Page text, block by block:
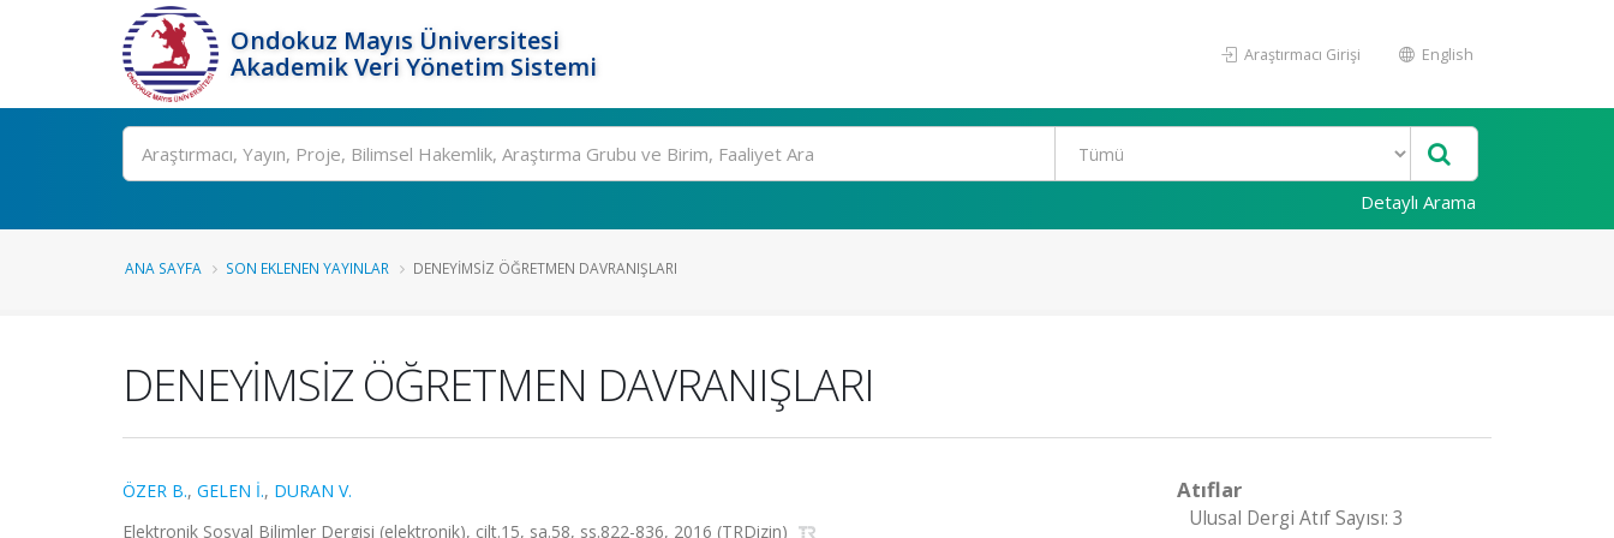
Ondokuz Mayıs Üniversitesi
Akademik Veri Yönetim Sistemi
Araştırmacı Girişi English
Ara
Detaylı Arama
ANA SAYFA SON EKLENEN YAYINLAR DENEYİMSİZ ÖĞRETMEN DAVRANIŞLARI
DENEYİMSİZ ÖĞRETMEN DAVRANIŞLARI
ÖZER B., GELEN İ., DURAN V.
Elektronik Sosyal Bilimler Dergisi (elektronik), cilt.15, sa.58, ss.822-836, 2016 (TRDizin)
Atıflar
Ulusal Dergi Atıf Sayısı: 3